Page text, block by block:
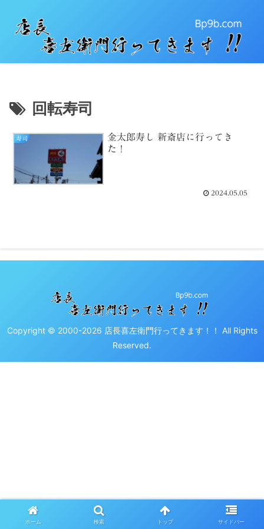
回転寿司
寿司
金太郎寿し 新斎店に行ってき
た！
2024.05.05
Copyright © 2000-2026 店長喜左衛門行ってきます！！ All Rights
Reserved.
ホーム 検索 トップ サイドバー